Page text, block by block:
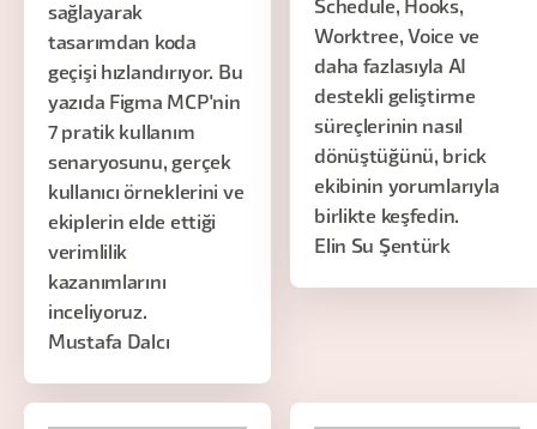
sağlayarak
tasarımdan koda
geçişi hızlandırıyor. Bu
yazıda Figma MCP'nin
7 pratik kullanım
senaryosunu, gerçek
kullanıcı örneklerini ve
ekiplerin elde ettiği
verimlilik
kazanımlarını
inceliyoruz.
Mustafa Dalcı
Schedule, Hooks,
Worktree, Voice ve
daha fazlasıyla AI
destekli geliştirme
süreçlerinin nasıl
dönüştüğünü, brick
ekibinin yorumlarıyla
birlikte keşfedin.
Elin Su Şentürk